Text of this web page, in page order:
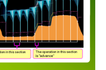
2021-03-02
2021-01-05
2020-12-15